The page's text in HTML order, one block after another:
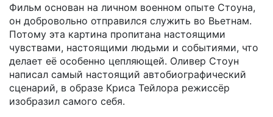
Фильм основан на личном военном опыте Стоуна,
он добровольно отправился служить во Вьетнам.
Потому эта картина пропитана настоящими
чувствами, настоящими людьми и событиями, что
делает её особенно цепляющей. Оливер Стоун
написал самый настоящий автобиографический
сценарий, в образе Криса Тейлора режиссёр
изобразил самого себя.